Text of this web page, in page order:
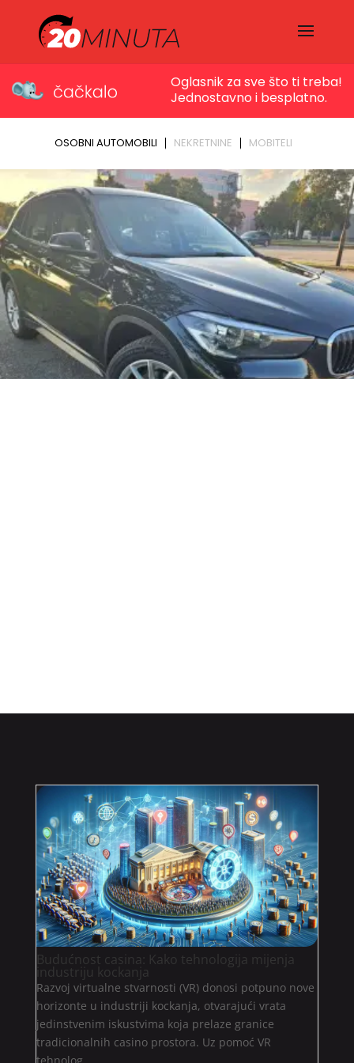
Budućnost casina: Kako tehnologija mijenja
industriju kockanja
Razvoj virtualne stvarnosti (VR) donosi potpuno nove
horizonte u industriji kockanja, otvarajući vrata
jedinstvenim iskustvima koja prelaze granice
tradicionalnih casino prostora. Uz pomoć VR
tehnolog